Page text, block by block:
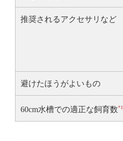
推奨されるアクセサリなど
避けたほうがよいもの
60cm水槽での適正な飼育数*1